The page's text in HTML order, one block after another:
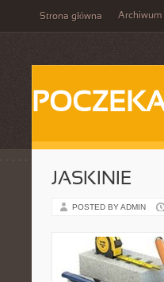
Strona główna Archiwum
JASKINIE
POSTED BY ADMIN